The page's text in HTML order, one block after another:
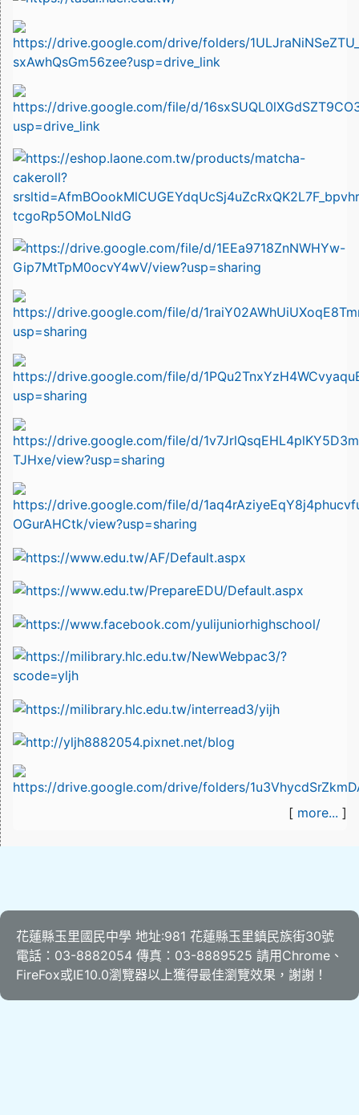
[ more... ]
花蓮縣玉里國民中學 地址:981 花蓮縣玉里鎮民族街30號
電話：03-8882054 傳真：03-8889525 請用 Chrome 、
FireFox或IE10.0瀏覽器以上獲得最佳瀏覽效果，謝謝！